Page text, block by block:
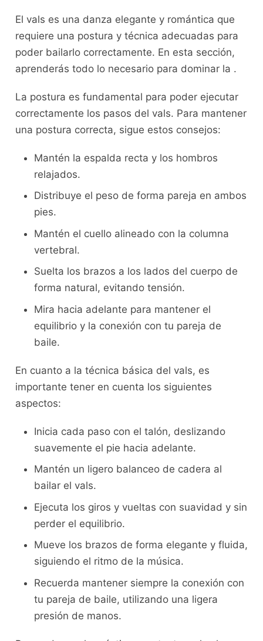
El vals es una danza elegante y romántica que​
requiere una‍ postura y técnica adecuadas para
poder bailarlo correctamente. En esta sección,
aprenderás todo lo necesario para dominar⁤ la .
La postura es fundamental para poder ejecutar
correctamente los pasos del vals. Para mantener
una postura correcta, sigue estos ‌consejos:
Mantén‍ la espalda⁣ recta y los hombros
relajados.
Distribuye el⁢ peso de forma⁤ pareja⁣ en ambos
pies.
Mantén el cuello alineado con la columna
vertebral.
Suelta⁢ los​ brazos a los lados del‍ cuerpo‌ de
forma natural, evitando tensión.
Mira hacia adelante para⁢ mantener el
equilibrio y la conexión con tu pareja de ​
baile.
En​ cuanto ‍a la técnica básica del vals, es
importante tener en‌ cuenta los⁢ siguientes
aspectos:
Inicia cada ​paso con ⁣el talón, deslizando
suavemente el pie hacia adelante.
Mantén ‌un ligero balanceo de cadera al⁣
bailar el vals.
Ejecuta los giros y vueltas con suavidad y ‍sin
perder el equilibrio.
Mueve los brazos de forma elegante y fluida,
siguiendo el ritmo de la música.
Recuerda mantener siempre la conexión con
tu pareja de baile, ‍utilizando una ligera
presión ‍de ‍manos.